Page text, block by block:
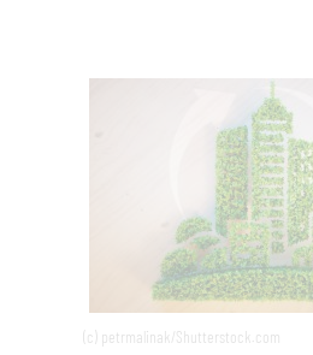
(c) petrmalinak/Shutterstock.com